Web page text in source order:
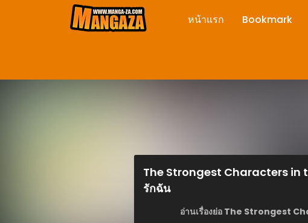
หน้าแรก Bookmark
The Strongest Characters in
รักฉัน
อ่านเรื่องย่อ The Strongest